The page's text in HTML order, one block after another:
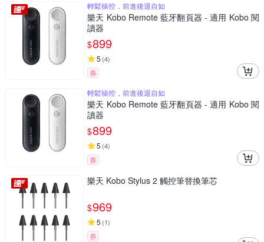
輕鬆操控，前進後退自如
樂天 Kobo Remote 藍牙翻頁器 - 適用 Kobo 閱
讀器
$899
5 (4)
券
輕鬆操控，前進後退自如
樂天 Kobo Remote 藍牙翻頁器 - 適用 Kobo 閱
讀器
$899
5 (4)
券
樂天 Kobo Stylus 2 觸控筆替換筆芯
$969
5 (1)
券